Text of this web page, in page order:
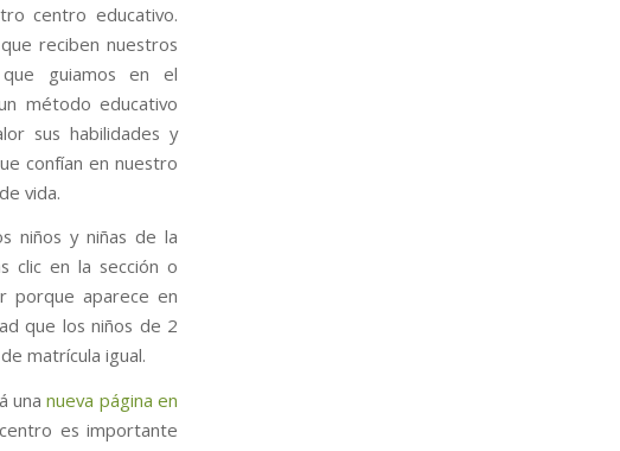
centro educativo.
reciben nuestros
guiamos en el
método educativo
sus habilidades y
confían en nuestro
vida.
niños y niñas de la
clic en la sección o
porque aparece en
que los niños de 2
matrícula igual.
unanueva página en
es importante